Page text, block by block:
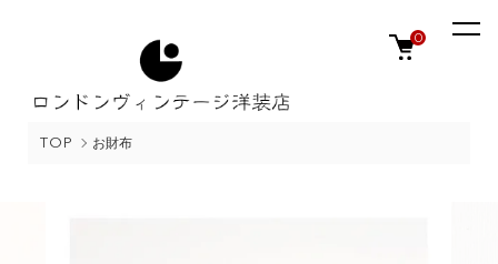
0
TOP お財布